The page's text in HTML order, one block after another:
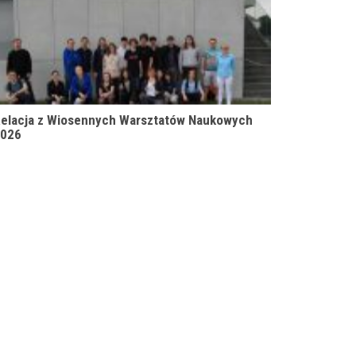
z Wiosennych Warsztatów Naukowych